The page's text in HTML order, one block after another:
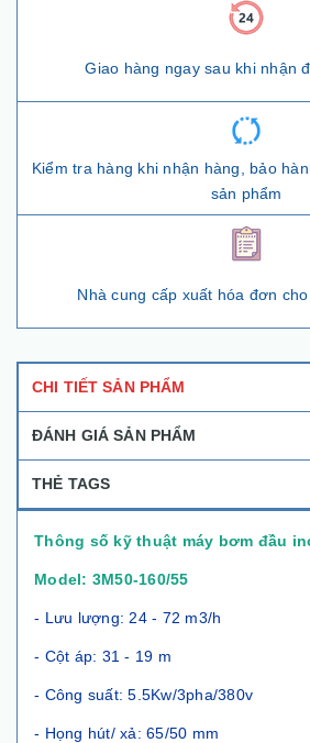
Giao hàng ngay sau khi nhận
Kiểm tra hàng khi nhận hàng, bảo
sản phẩm
Nhà cung cấp xuất hóa đơn
CHI TIẾT SẢN PHẨM
ĐÁNH GIÁ SẢN PHẨM
THẺ TAGS
Thông số kỹ thuật máy bơm đầu
Model: 3M50-160/55
- Lưu lượng: 24 - 72 m3/h
- Cột áp: 31 - 19 m
- Công suất: 5.5Kw/3pha/380v
- Họng hút/ xả: 65/50 mm